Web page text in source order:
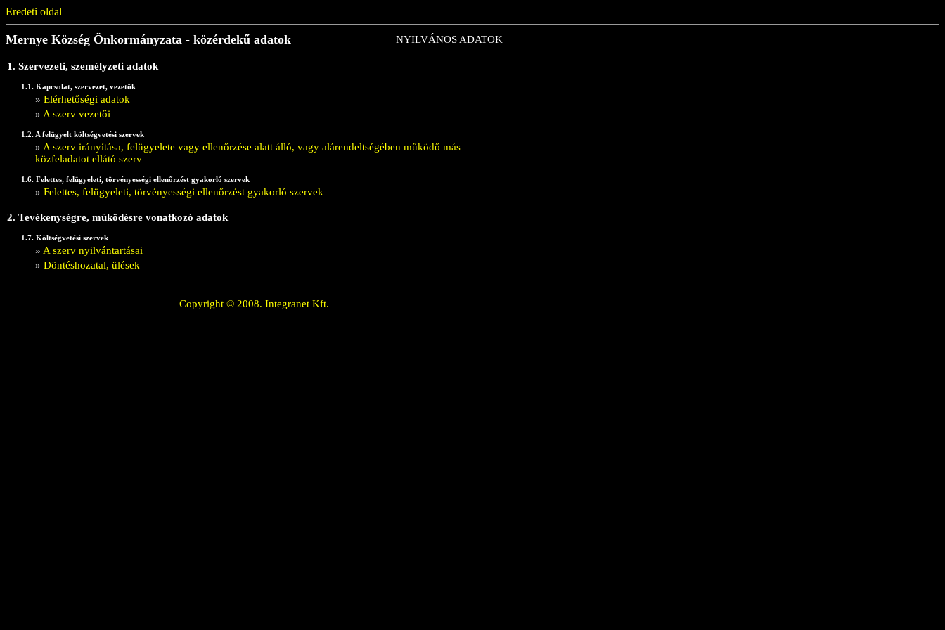
Eredeti oldal
Mernye Község Önkormányzata - közérdekű adatok NYILVÁNOS ADATOK
1. Szervezeti, személyzeti adatok
1.1. Kapcsolat, szervezet, vezetők
» Elérhetőségi adatok
» A szerv vezetői
1.2. A felügyelt költségvetési szervek
» A szerv irányítása, felügyelete vagy ellenőrzése alatt álló, vagy alárendeltségében működő más
közfeladatot ellátó szerv
1.6. Felettes, felügyeleti, törvényességi ellenőrzést gyakorló szervek
» Felettes, felügyeleti, törvényességi ellenőrzést gyakorló szervek
2. Tevékenységre, működésre vonatkozó adatok
1.7. Költségvetési szervek
» A szerv nyilvántartásai
» Döntéshozatal, ülések
Copyright © 2008. Integranet Kft.